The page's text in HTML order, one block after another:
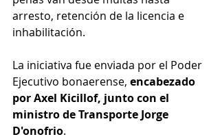
arresto, retención de la licencia e
inhabilitación.
La iniciativa fue enviada por el Poder
Ejecutivo bonaerense, encabezado
por Axel Kicillof, junto con el
ministro de Transporte Jorge
D'onofrio.